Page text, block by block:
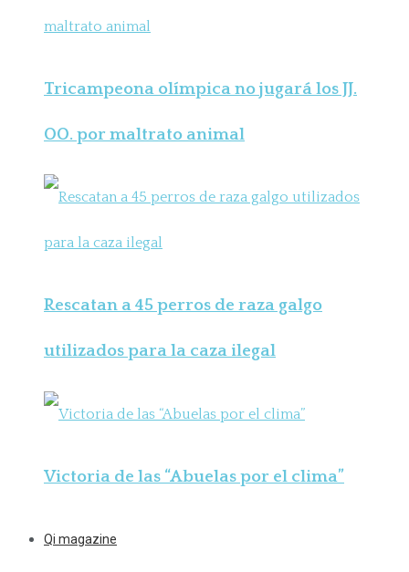
Tricampeona olímpica no jugará los JJ.
OO. por maltrato animal
Rescatan a 45 perros de raza galgo
utilizados para la caza ilegal
Victoria de las “Abuelas por el clima”
Qi magazine